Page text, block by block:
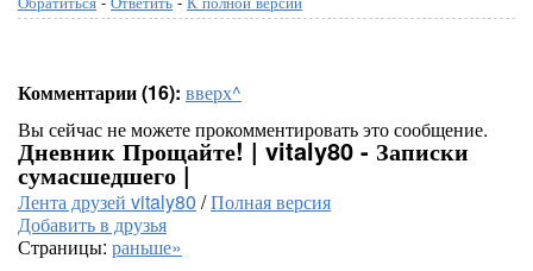
Комментарии (16): вверх^
Вы сейчас не можете прокомментировать это сообщение.
Дневник Прощайте! | vitaly80 - Записки
сумасшедшего |
Лента друзей vitaly80 /Полная версия
Добавить в друзья
Страницы: раньше»